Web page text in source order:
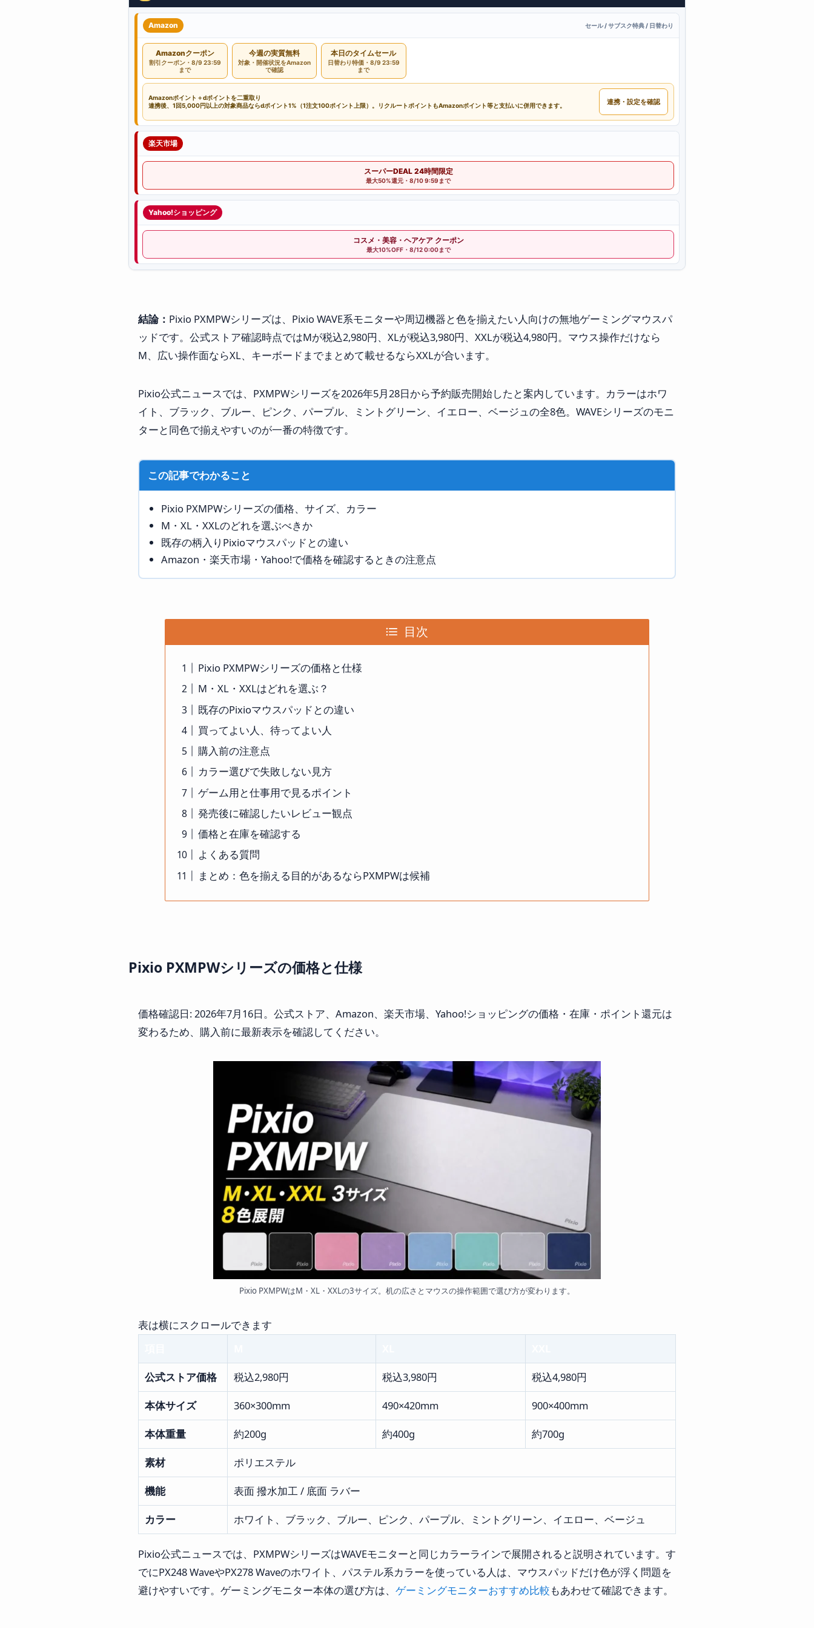
Amazon セール / サブスク特典 / 日替わり
Amazonクーポン
割引クーポン・8/9 23:59
まで
今週の実質無料
対象・開催状況をAmazon
で確認
本日のタイムセール
日替わり特価・8/9 23:59
まで
Amazonポイント＋dポイントを二重取り
連携後、1回5,000円以上の対象商品ならdポイント1%（1注文100ポイント上限）。リクルートポイントもAmazonポイント等と支払いに併用できます。
連携・設定を確認
楽天市場
スーパーDEAL 24時間限定
最大50%還元・8/10 9:59まで
Yahoo!ショッピング
コスメ・美容・ヘアケア クーポン
最大10%OFF・8/12 0:00まで
結論： Pixio PXMPWシリーズは、Pixio WAVE系モニターや周辺機器と色を揃えたい人向けの無地ゲーミングマウスパ
ッドです。公式ストア確認時点ではMが税込2,980円、XLが税込3,980円、XXLが税込4,980円。マウス操作だけなら
M、広い操作面ならXL、キーボードまでまとめて載せるならXXLが合います。
Pixio公式ニュースでは、PXMPWシリーズを2026年5月28日から予約販売開始したと案内しています。カラーはホワ
イト、ブラック、ブルー、ピンク、パープル、ミントグリーン、イエロー、ベージュの全8色。WAVEシリーズのモニ
ターと同色で揃えやすいのが一番の特徴です。
この記事でわかること
Pixio PXMPWシリーズの価格、サイズ、カラー
M・XL・XXLのどれを選ぶべきか
既存の柄入りPixioマウスパッドとの違い
Amazon・楽天市場・Yahoo!で価格を確認するときの注意点
目次
Pixio PXMPWシリーズの価格と仕様
M・XL・XXLはどれを選ぶ？
既存のPixioマウスパッドとの違い
買ってよい人、待ってよい人
購入前の注意点
カラー選びで失敗しない見方
ゲーム用と仕事用で見るポイント
発売後に確認したいレビュー観点
価格と在庫を確認する
よくある質問
まとめ：色を揃える目的があるならPXMPWは候補
Pixio PXMPWシリーズの価格と仕様
価格確認日: 2026年7月16日。公式ストア、Amazon、楽天市場、Yahoo!ショッピングの価格・在庫・ポイント還元は
変わるため、購入前に最新表示を確認してください。
Pixio PXMPWはM・XL・XXLの3サイズ。机の広さとマウスの操作範囲で選び方が変わります。
表は横にスクロールできます
公式ストア価格 税込2,980円 税込3,980円 税込4,980円
本体サイズ 360×300mm 490×420mm 900×400mm
本体重量 約200g 約400g 約700g
素材 ポリエステル
機能 表面 撥水加工 / 底面 ラバー
カラー ホワイト、ブラック、ブルー、ピンク、パープル、ミントグリーン、イエロー、ベージュ
Pixio公式ニュースでは、PXMPWシリーズはWAVEモニターと同じカラーラインで展開されると説明されています。す
でにPX248 WaveやPX278 Waveのホワイト、パステル系カラーを使っている人は、マウスパッドだけ色が浮く問題を
避けやすいです。ゲーミングモニター本体の選び方は、 ゲーミングモニターおすすめ比較もあわせて確認できます。